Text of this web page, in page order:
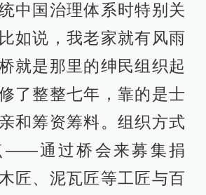
中国治理体系时特别关
如说，我老家就有风雨
就是那里的绅民组织起
了整整七年，靠的是士
和筹资筹料。组织方式
——通过桥会来募集捐
匠、泥瓦匠等工匠与百